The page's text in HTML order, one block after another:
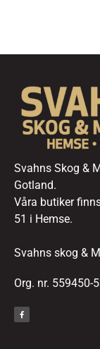
Svahns Skog &
Gotland.
Våra butiker
51 i Hemse.
Svahns skog &
Org. nr. 559450-